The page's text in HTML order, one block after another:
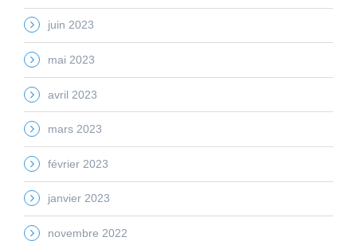
juin 2023
mai 2023
avril 2023
mars 2023
février 2023
janvier 2023
novembre 2022